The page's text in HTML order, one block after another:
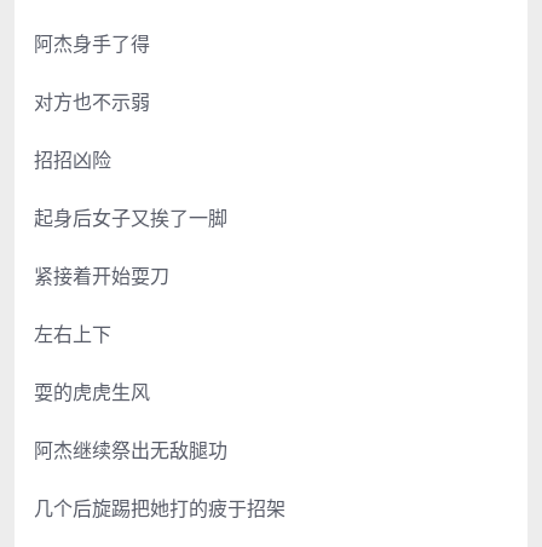
阿杰身手了得
对方也不示弱
招招凶险
起身后女子又挨了一脚
紧接着开始耍刀
左右上下
耍的虎虎生风
阿杰继续祭出无敌腿功
几个后旋踢把她打的疲于招架